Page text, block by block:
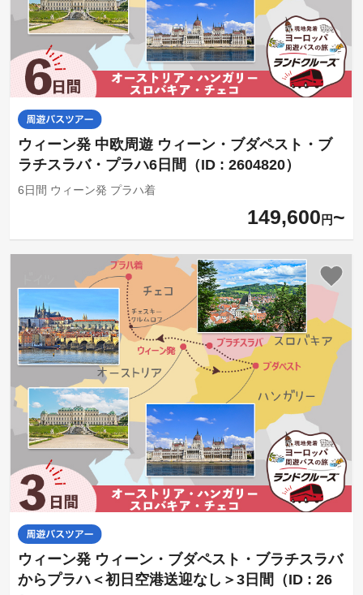
ウィーン発 中欧周遊 ウィーン・ブダペスト・ブ
ラチスラバ・プラハ6日間（ID : 2604820）
6日間 ウィーン発 プラハ着
149,600 円
ウィーン発 ウィーン・ブダペスト・ブラチスラバ
からプラハ＜初日空港送迎なし＞3日間（ID : 26